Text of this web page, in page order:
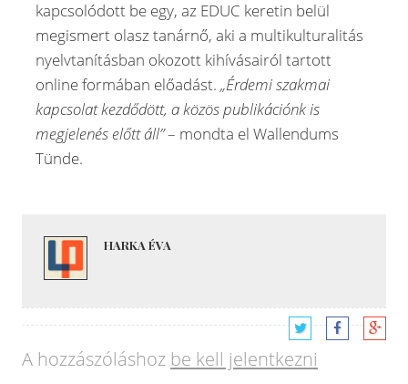
kapcsolódott be egy, az EDUC keretin belül
megismert olasz tanárnő, aki a multikulturalitás
nyelvtanításban okozott kihívásairól tartott
online formában előadást. „Érdemi szakmai
kapcsolat kezdődött, a közös publikációnk is
megjelenés előtt áll”– mondta el Wallendums
Tünde.
HARKA ÉVA
A hozzászóláshoz be kell jelentkezni